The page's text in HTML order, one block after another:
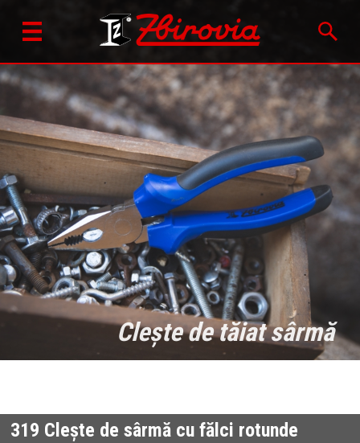
Clește de tăiat sârmă
319 Clește de sârmă cu fălci rotunde